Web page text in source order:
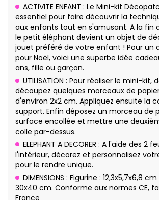
ACTIVITE ENFANT : Le Mini-kit
essentiel pour faire découvrir la
aux enfants tout en s'amusant. A la fin
le petit éléphant devient un objet de
jouet préféré de votre enfant ! Pour un
pour Noël, voici une superbe idée
ans, fille ou garçon.
UTILISATION : Pour réaliser le mini-kit,
découpez quelques morceaux de
d'environ 2x2 cm. Appliquez ensuite la
support. Enfin déposez un morceau de
surface encollée et mettre une
colle par-dessus.
ELEPHANT A DECORER : A l'aide des 2
l'intérieur, décorez et personnalisez
pour le rendre unique.
DIMENSIONS : Figurine : 12,3x5,7x6,8
30x40 cm. Conforme aux normes CE,